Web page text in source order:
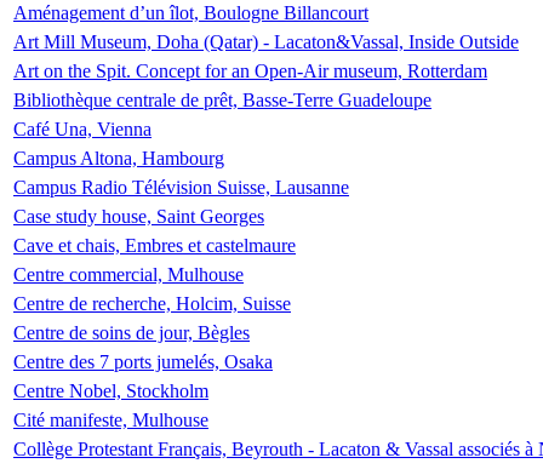
Aménagement d’un îlot, Boulogne Billancourt
Art Mill Museum, Doha (Qatar) - Lacaton&Vassal, Inside Outside
Art on the Spit. Concept for an Open-Air museum, Rotterdam
Bibliothèque centrale de prêt, Basse-Terre Guadeloupe
Café Una, Vienna
Campus Altona, Hambourg
Campus Radio Télévision Suisse, Lausanne
Case study house, Saint Georges
Cave et chais, Embres et castelmaure
Centre commercial, Mulhouse
Centre de recherche, Holcim, Suisse
Centre de soins de jour, Bègles
Centre des 7 ports jumelés, Osaka
Centre Nobel, Stockholm
Cité manifeste, Mulhouse
Collège Protestant Français, Beyrouth - Lacaton & Vassal associés